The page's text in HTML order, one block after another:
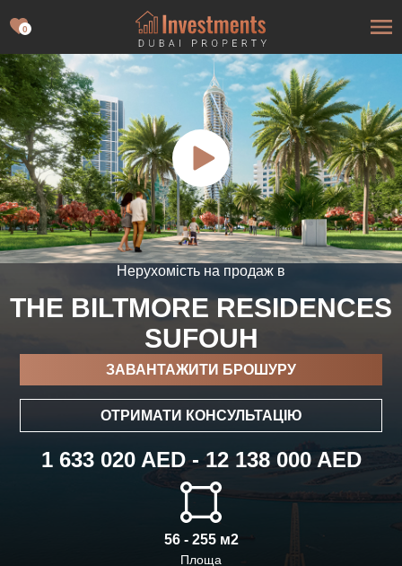
0
Нерухомість на продаж в
THE BILTMORE RESIDENCES
SUFOUH
ЗАВАНТАЖИТИ БРОШУРУ
ОТРИМАТИ КОНСУЛЬТАЦІЮ
1 633 020 AED - 12 138 000 AED
56 - 255 м2
Площа